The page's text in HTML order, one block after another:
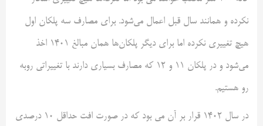
نکرده و همانند سال قبل اعمال می‌شود. برای مصارف سه پلکان اول
هیچ تغییری نکرده اما برای دیگر پلکان‌ها همان مبالغ ۱۴۰۱ اخذ
می‌شود و در پلکان ۱۱ و ۱۲ که مصارف بسیاری دارند با تغییراتی روبه
رو هستیم.
در سال ۱۴۰۲ قرار بر آن می بود که در صورت افت حداقل ۱۰ درصدی